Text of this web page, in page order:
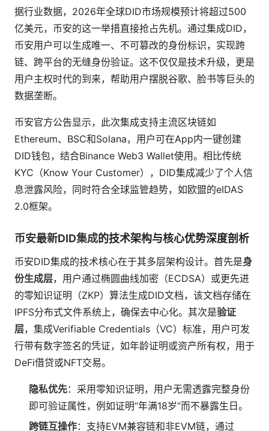
据行业数据，2026年全球DID市场规模预计将超过500
亿美元，币安的这一举措直接抢占先机。通过集成DID，
币安用户可以生成唯一、不可篡改的身份标识，实现跨
链、跨平台的无缝身份验证。这不仅仅是技术升级，更是
用户主权时代的到来，帮助用户摆脱谷歌、脸书等巨头的
数据垄断。
币安官方公告显示，此次集成支持主流区块链如
Ethereum、BSC和Solana，用户可在App内一键创建
DID钱包，结合Binance Web3 Wallet使用。相比传统
KYC（Know Your Customer），DID集成减少了个人信
息泄露风险，同时符合全球监管趋势，如欧盟的eIDAS
2.0框架。
币安最新DID集成的技术架构与核心优势深度剖析
币安DID集成的技术核心在于其多层架构设计。首先是身
份生成层，用户通过椭圆曲线加密（ECDSA）或更先进
的零知识证明（ZKP）算法生成DID文档，该文档存储在
IPFS分布式文件系统上，确保去中心化。其次是验证
层，集成Verifiable Credentials（VC）标准，用户可发
行带有数字签名的凭证，如年龄证明或资产所有权，用于
DeFi借贷或NFT交易。
隐私优先：采用零知识证明，用户无需透露完整身份
即可验证属性，例如证明“年满18岁”而不暴露生日。
跨链互操作：支持EVM兼容链和非EVM链，通过